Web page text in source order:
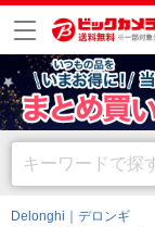
Delonghi｜デロンギ